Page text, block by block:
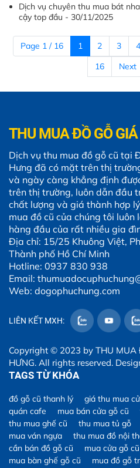
Dịch vụ chuyên thu mua bát
cậy top đầu - 30/11/2025
Page 1 / 16 1 2 3 4
16
Next
THU MUA ĐỒ GỖ
Dịch vụ thu mua đồ gỗ cũ tại
Hưng đã có mặt trên thị
và ngày càng khẳng định
trên thị trường, luôn dẫn đầu
chất lượng và giá thành hợp
mua đồ cũ của chúng tôi luôn
hàng đầu của rất nhiều gia
Địa chỉ: 15/25 Khuông Việt,
Thành phố Hồ Chí Minh
Hotline: 0937 830 938
Email:
Web: dogophuchung.com
LIÊN KẾT MXH:
Copyright © 2023 by THU MUA
HƯNG. All rights reserved.
TAGS TỪ KHÓA
đồ gỗ cũ thanh lý giá thu mua
quán cafe
mua bán cửa gỗ cũ
thu mua ghế cũ
thu mua tủ gỗ
mua ván ngựa
thu mua đồ nội
cần bán đồ gỗ cũ
mua cửa gỗ cũ
mua bàn ghế gỗ cũ
mua đồ gỗ